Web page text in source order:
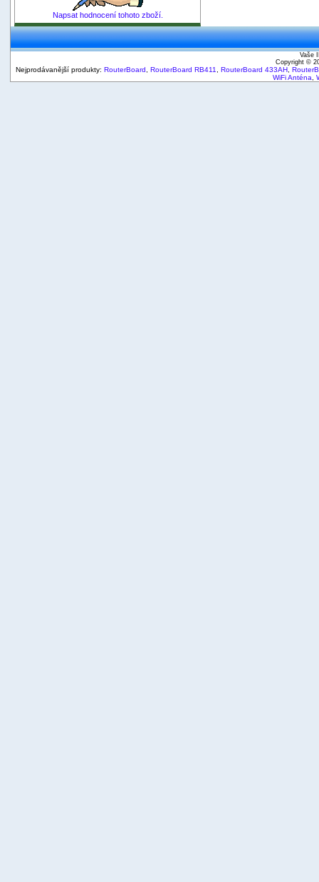
Napsat hodnocení tohoto zboží.
Vaše
Copyright ©
Nejprodávanější produkty: RouterBoard RouterBoard RB411 RouterBoard 433AH
WiFi Anténa